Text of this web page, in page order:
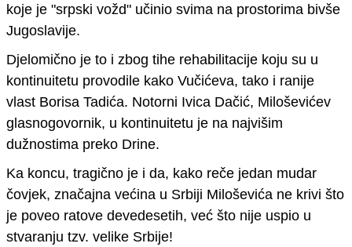
koje je "srpski vožd" učinio svima na prostorima bivše
Jugoslavije.
Djelomično je to i zbog tihe rehabilitacije koju su u
kontinuitetu provodile kako Vučićeva, tako i ranije
vlast Borisa Tadića. Notorni Ivica Dačić, Miloševićev
glasnogovornik, u kontinuitetu je na najvišim
dužnostima preko Drine.
Ka koncu, tragično je i da, kako reče jedan mudar
čovjek, značajna većina u Srbiji Miloševića ne krivi što
je poveo ratove devedesetih, već što nije uspio u
stvaranju tzv. velike Srbije!